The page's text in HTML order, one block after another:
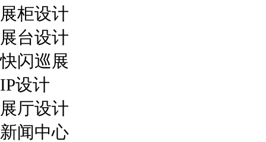
展柜设计
展台设计
快闪巡展
IP设计
展厅设计
新闻中心